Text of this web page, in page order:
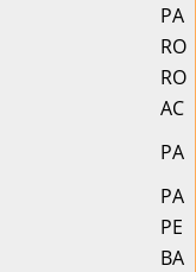
PA
RO
RO
AC
PA
PA
PE
BA